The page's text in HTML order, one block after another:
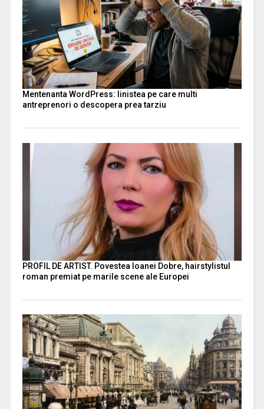
Mentenanta WordPress: linistea pe care multi
antreprenori o descopera prea tarziu
PROFIL DE ARTIST. Povestea Ioanei Dobre, hairstylistul
roman premiat pe marile scene ale Europei